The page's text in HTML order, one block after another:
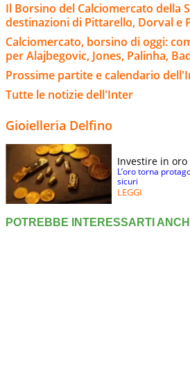
Il Borsino del Calciomercato della
destinazioni di Pittarello, Dorval e
Calciomercato, borsino di oggi:
per Alajbegovic, Jones, Palinha,
Prossime partite e calendario
Tutte le notizie dell'Inter
Gioielleria Delfino
Investire in oro
L’oro torna
sicuri
LEGGI